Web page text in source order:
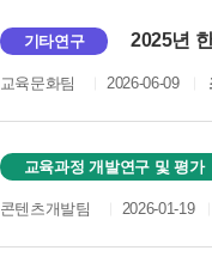
기타연구 2025년
교육문화팀 2026-06-09
교육과정 개발연구 및 평가
콘텐츠개발팀 2026-01-19